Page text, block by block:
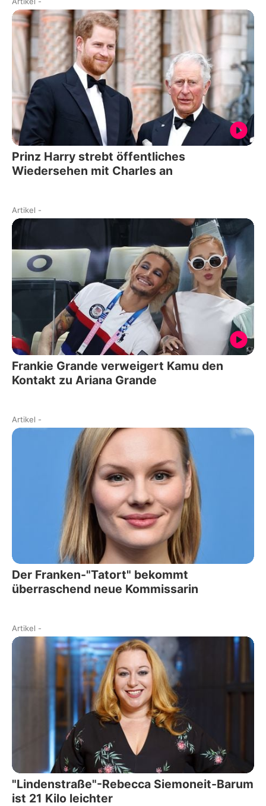
Prinz Harry strebt öffentliches
Wiedersehen mit Charles an
Artikel -
Frankie Grande verweigert Kamu den
Kontakt zu Ariana Grande
Artikel -
Der Franken-"Tatort" bekommt
überraschend neue Kommissarin
Artikel -
"Lindenstraße"-Rebecca Siemoneit-Barum
ist 21 Kilo leichter